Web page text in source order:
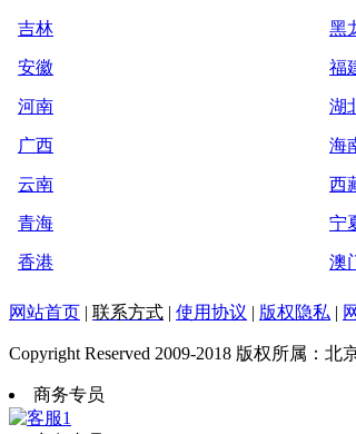
吉林 黑
安徽 福
河南 湖
广西 海
云南 西
青海 宁
香港 澳
网站首页 | 联系方式 | 使用协议 | 版权隐私 |
Copyright Reserved 2009-2018 版权所属：
商务专员